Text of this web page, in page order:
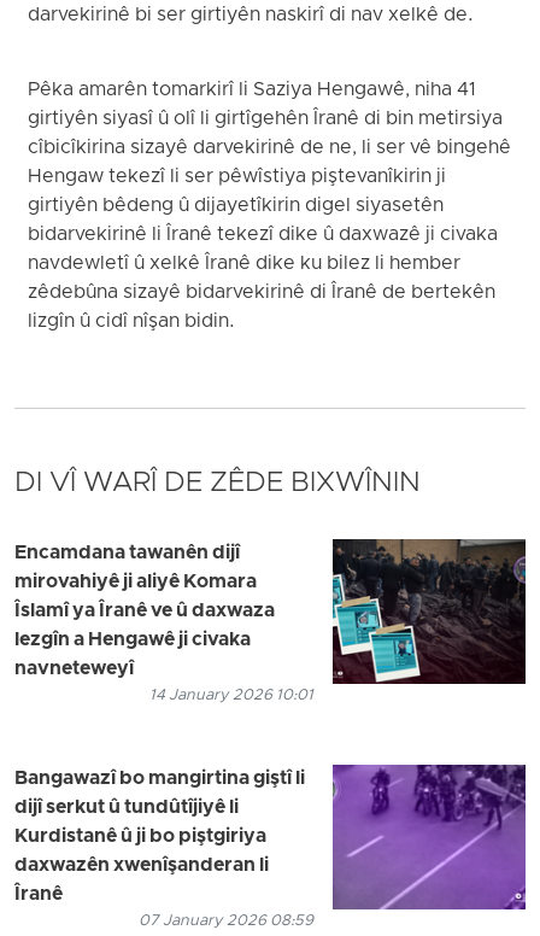
darvekirinê bi ser girtiyên naskirî di nav xelkê de.
Pêka amarên tomarkirî li Saziya Hengawê, niha 41
girtiyên siyasî û olî li girtîgehên Îranê di bin metirsiya
cîbicîkirina sizayê darvekirinê de ne, li ser vê bingehê
Hengaw tekezî li ser pêwîstiya piştevanîkirin ji
girtiyên bêdeng û dijayetîkirin digel siyasetên
bidarvekirinê li Îranê tekezî dike û daxwazê ji civaka
navdewletî û xelkê Îranê dike ku bilez li hember
zêdebûna sizayê bidarvekirinê di Îranê de bertekên
lizgîn û cidî nîşan bidin.
DI VÎ WARÎ DE ZÊDE BIXWÎNIN
Encamdana tawanên dijî
mirovahiyê ji aliyê Komara
Îslamî ya Îranê ve û daxwaza
lezgîn a Hengawê ji civaka
navneteweyî
14 January 2026 10:01
Bangawazî bo mangirtina giştî li
dijî serkut û tundûtîjiyê li
Kurdistanê û ji bo piştgiriya
daxwazên xwenîşanderan li
Îranê
07 January 2026 08:59